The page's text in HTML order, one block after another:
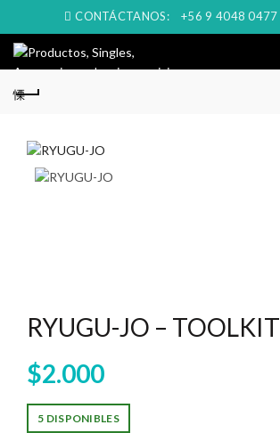
CONTÁCTANOS: +56 9 4048 0477
RYUGU-JO – TOOLKIT
$2.000
5 DISPONIBLES